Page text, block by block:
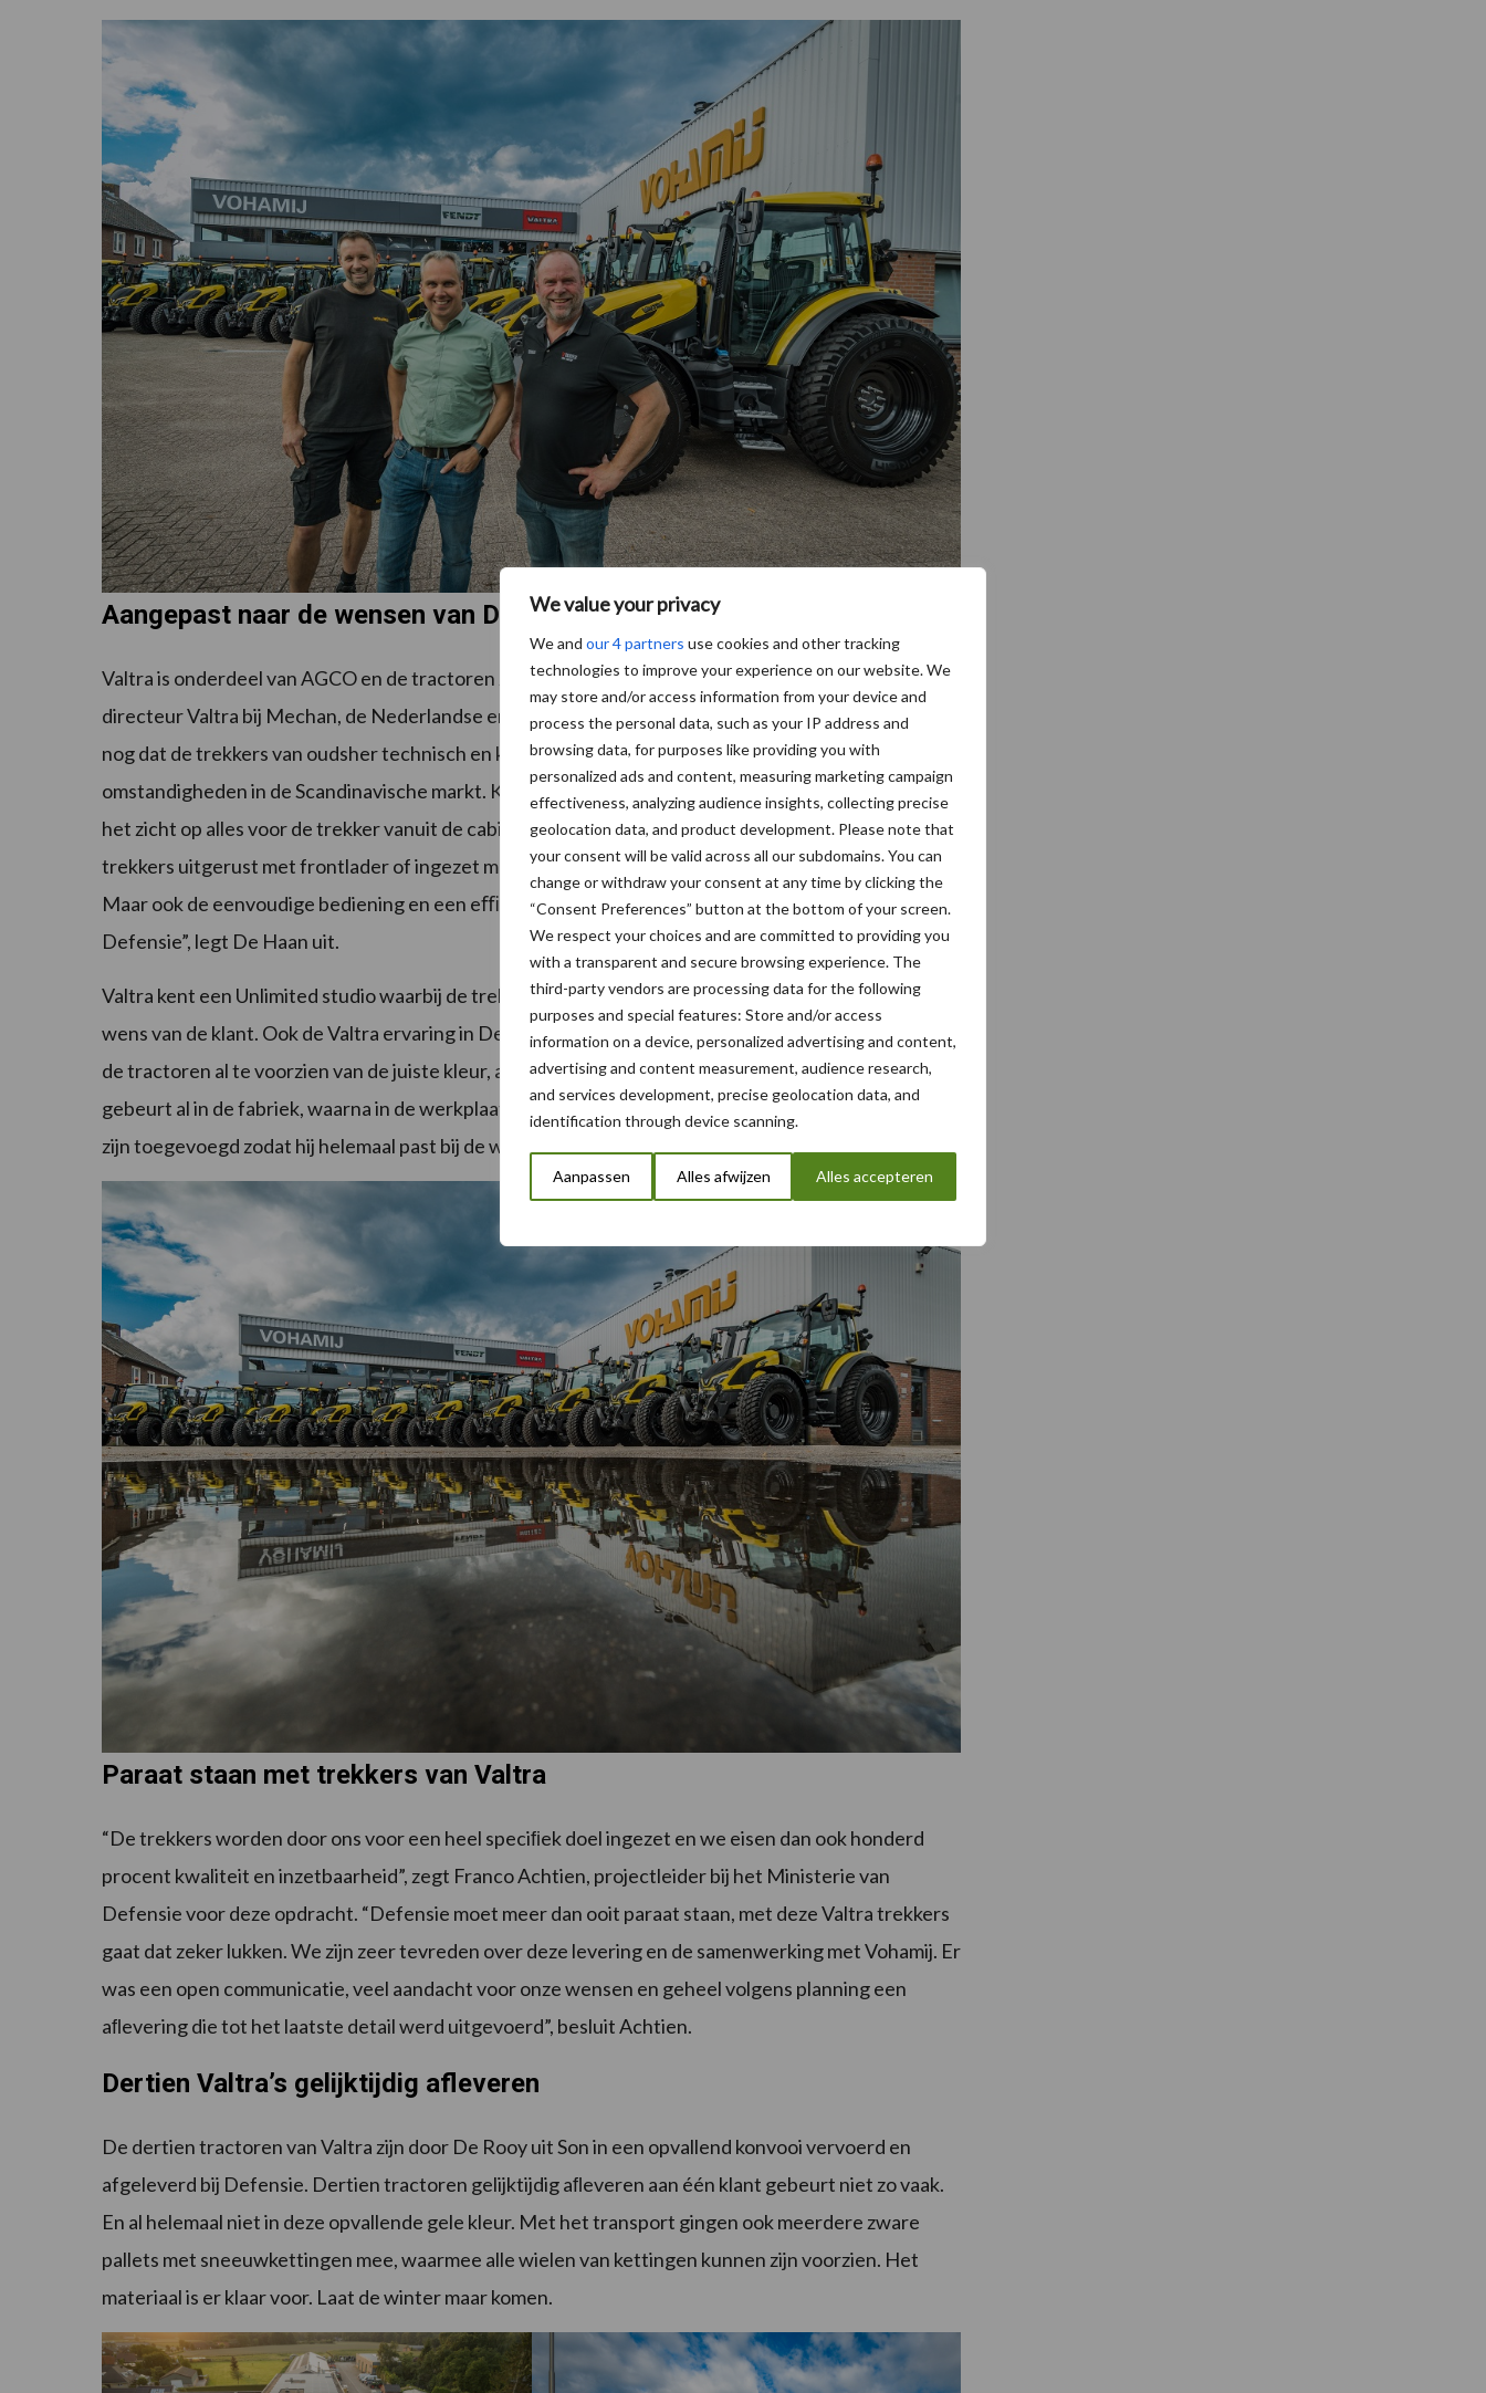
We value your privacy
We and our 4 partners use cookies and other tracking
technologies to improve your experience on our website. We
may store and/or access information from your device and
process the personal data, such as your IP address and
browsing data, for purposes like providing you with
personalized ads and content, measuring marketing campaign
effectiveness, analyzing audience insights, collecting precise
geolocation data, and product development. Please note that
your consent will be valid across all our subdomains. You can
change or withdraw your consent at any time by clicking the
“Consent Preferences” button at the bottom of your screen.
We respect your choices and are committed to providing you
with a transparent and secure browsing experience. The
third-party vendors are processing data for the following
purposes and special features: Store and/or access
information on a device, personalized advertising and content,
advertising and content measurement, audience research,
and services development, precise geolocation data, and
identification through device scanning.
Aanpassen Alles afwijzen Alles accepteren
Aangepast naar de wensen van Defensie
Valtra is onderdeel van AGCO en de tractoren zijn geproduceerd in Finland. Marc de Haan is
directeur Valtra bij Mechan, de Nederlandse en Belgische importeur van Valtra. De Haan benadrukt
nog dat de trekkers van oudsher technisch en kwalitatief zijn afgestemd op de extreme
omstandigheden in de Scandinavische markt. Kenmerkend is dan ook de aﬂopende neus waardoor
het zicht op alles voor de trekker vanuit de cabine optimaal is. “In Scandinavië zijn veel van deze
trekkers uitgerust met frontlader of ingezet met een sneeuwschuif. Dan is goed zicht wel een pre.
Maar ook de eenvoudige bediening en een eﬃciënte transmissie passen precies bij de wensen van
Defensie”, legt De Haan uit.
Valtra kent een Unlimited studio waarbij de trekker al in de fabriek kan zijn samengesteld naar de
wens van de klant. Ook de Valtra ervaring in Defensie- én luchthaveninzet maakte het mogelijk om
de tractoren al te voorzien van de juiste kleur, aangepaste banden en zelfs sneeuwkettingen. Dit
gebeurt al in de fabriek, waarna in de werkplaats van Vohamij in Heythuysen nog speciﬁeke zaken
zijn toegevoegd zodat hij helemaal past bij de wensen van de Nederlandse Luchtmacht.
Paraat staan met trekkers van Valtra
“De trekkers worden door ons voor een heel speciﬁek doel ingezet en we eisen dan ook honderd
procent kwaliteit en inzetbaarheid”, zegt Franco Achtien, projectleider bij het Ministerie van
Defensie voor deze opdracht. “Defensie moet meer dan ooit paraat staan, met deze Valtra trekkers
gaat dat zeker lukken. We zijn zeer tevreden over deze levering en de samenwerking met Vohamij. Er
was een open communicatie, veel aandacht voor onze wensen en geheel volgens planning een
aﬂevering die tot het laatste detail werd uitgevoerd”, besluit Achtien.
Dertien Valtra’s gelijktijdig afleveren
De dertien tractoren van Valtra zijn door De Rooy uit Son in een opvallend konvooi vervoerd en
afgeleverd bij Defensie. Dertien tractoren gelijktijdig aﬂeveren aan één klant gebeurt niet zo vaak.
En al helemaal niet in deze opvallende gele kleur. Met het transport gingen ook meerdere zware
pallets met sneeuwkettingen mee, waarmee alle wielen van kettingen kunnen zijn voorzien. Het
materiaal is er klaar voor. Laat de winter maar komen.